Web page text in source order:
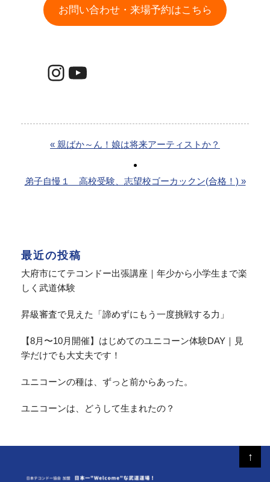
お問い合わせ・来場予約はこちら
Instagram
YouTube
« 親ばか～ん！娘は将来アーティストか？
弟子自慢１ 高校受験、志望校ゴーカックン(合格！) »
最近の投稿
大府市にてテコンドー出張講座｜年少から小学生まで楽
しく武道体験
昇級審査で見えた「諦めずにもう一度挑戦する力」
【8月〜10月開催】はじめてのユニコーン体験DAY｜見
学だけでも大丈夫です！
ユニコーンの種は、ずっと前からあった。
ユニコーンは、どうして生まれたの？
↑